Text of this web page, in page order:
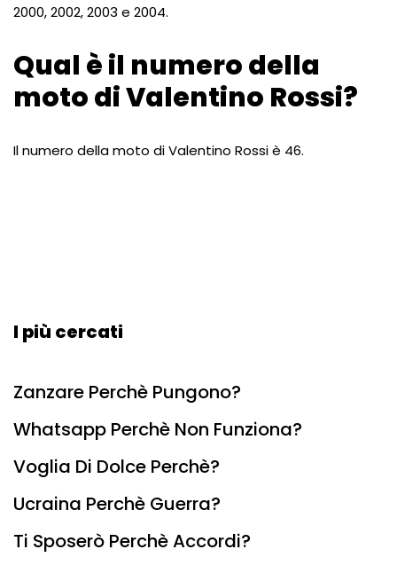
2000, 2002, 2003 e 2004.
Qual è il numero della
moto di Valentino Rossi?
Il numero della moto di Valentino Rossi è 46.
I più cercati
Zanzare Perchè Pungono?
Whatsapp Perchè Non Funziona?
Voglia Di Dolce Perchè?
Ucraina Perchè Guerra?
Ti Sposerò Perchè Accordi?